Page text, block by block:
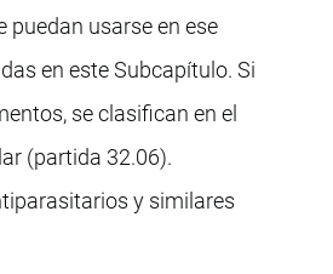
puedan usarse en ese
en este Subcapítulo. Si
se clasifican en el
(partida 32.06).
y similares